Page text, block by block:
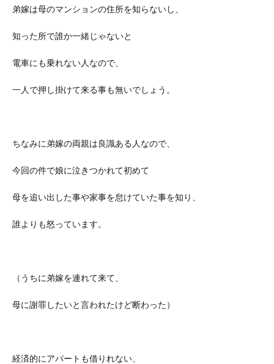
弟嫁は母のマンションの住所を知らないし、
知った所で誰か一緒じゃないと
電車にも乗れない人なので、
一人で押し掛けて来る事も無いでしょう。
ちなみに弟嫁の両親は良識ある人なので、
今回の件で娘に泣きつかれて初めて
母を追い出した事や家事を怠けていた事を知り、
誰よりも怒っています。
（うちに弟嫁を連れて来て、
母に謝罪したいと言われたけど断わった）
経済的にアパートも借りれない、